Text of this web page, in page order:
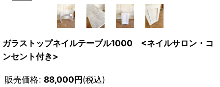
ガラストップネイルテーブル1000 <ネイルサロン・コ
ンセント付き>
販売価格: 88,000円(税込)